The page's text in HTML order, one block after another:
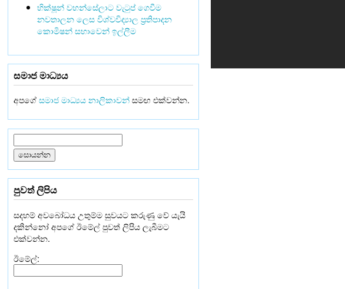
භික්ෂූන් වහන්සේලාට වැටුප් ගෙවීම
නවතාලන ලෙස විශ්වවිද්‍යාල ප්‍රතිපාදන
කොමිෂන් සභාවෙන් ඉල්ලීම
සමාජ මාධ්‍යය
අපගේසමාජ මාධ්‍යය නාලිකාවන්සමඟ එක්වන්න.
පුවත් ලිපිය
සදහම් අවබෝධය උතුම්ම සුවයට කරුණු වේ යැයි
දකින්නෝ අපගේ ඊමේල් පුවත් ලිපිය ලැබීමට
එක්වන්න.
ඊමේල්: